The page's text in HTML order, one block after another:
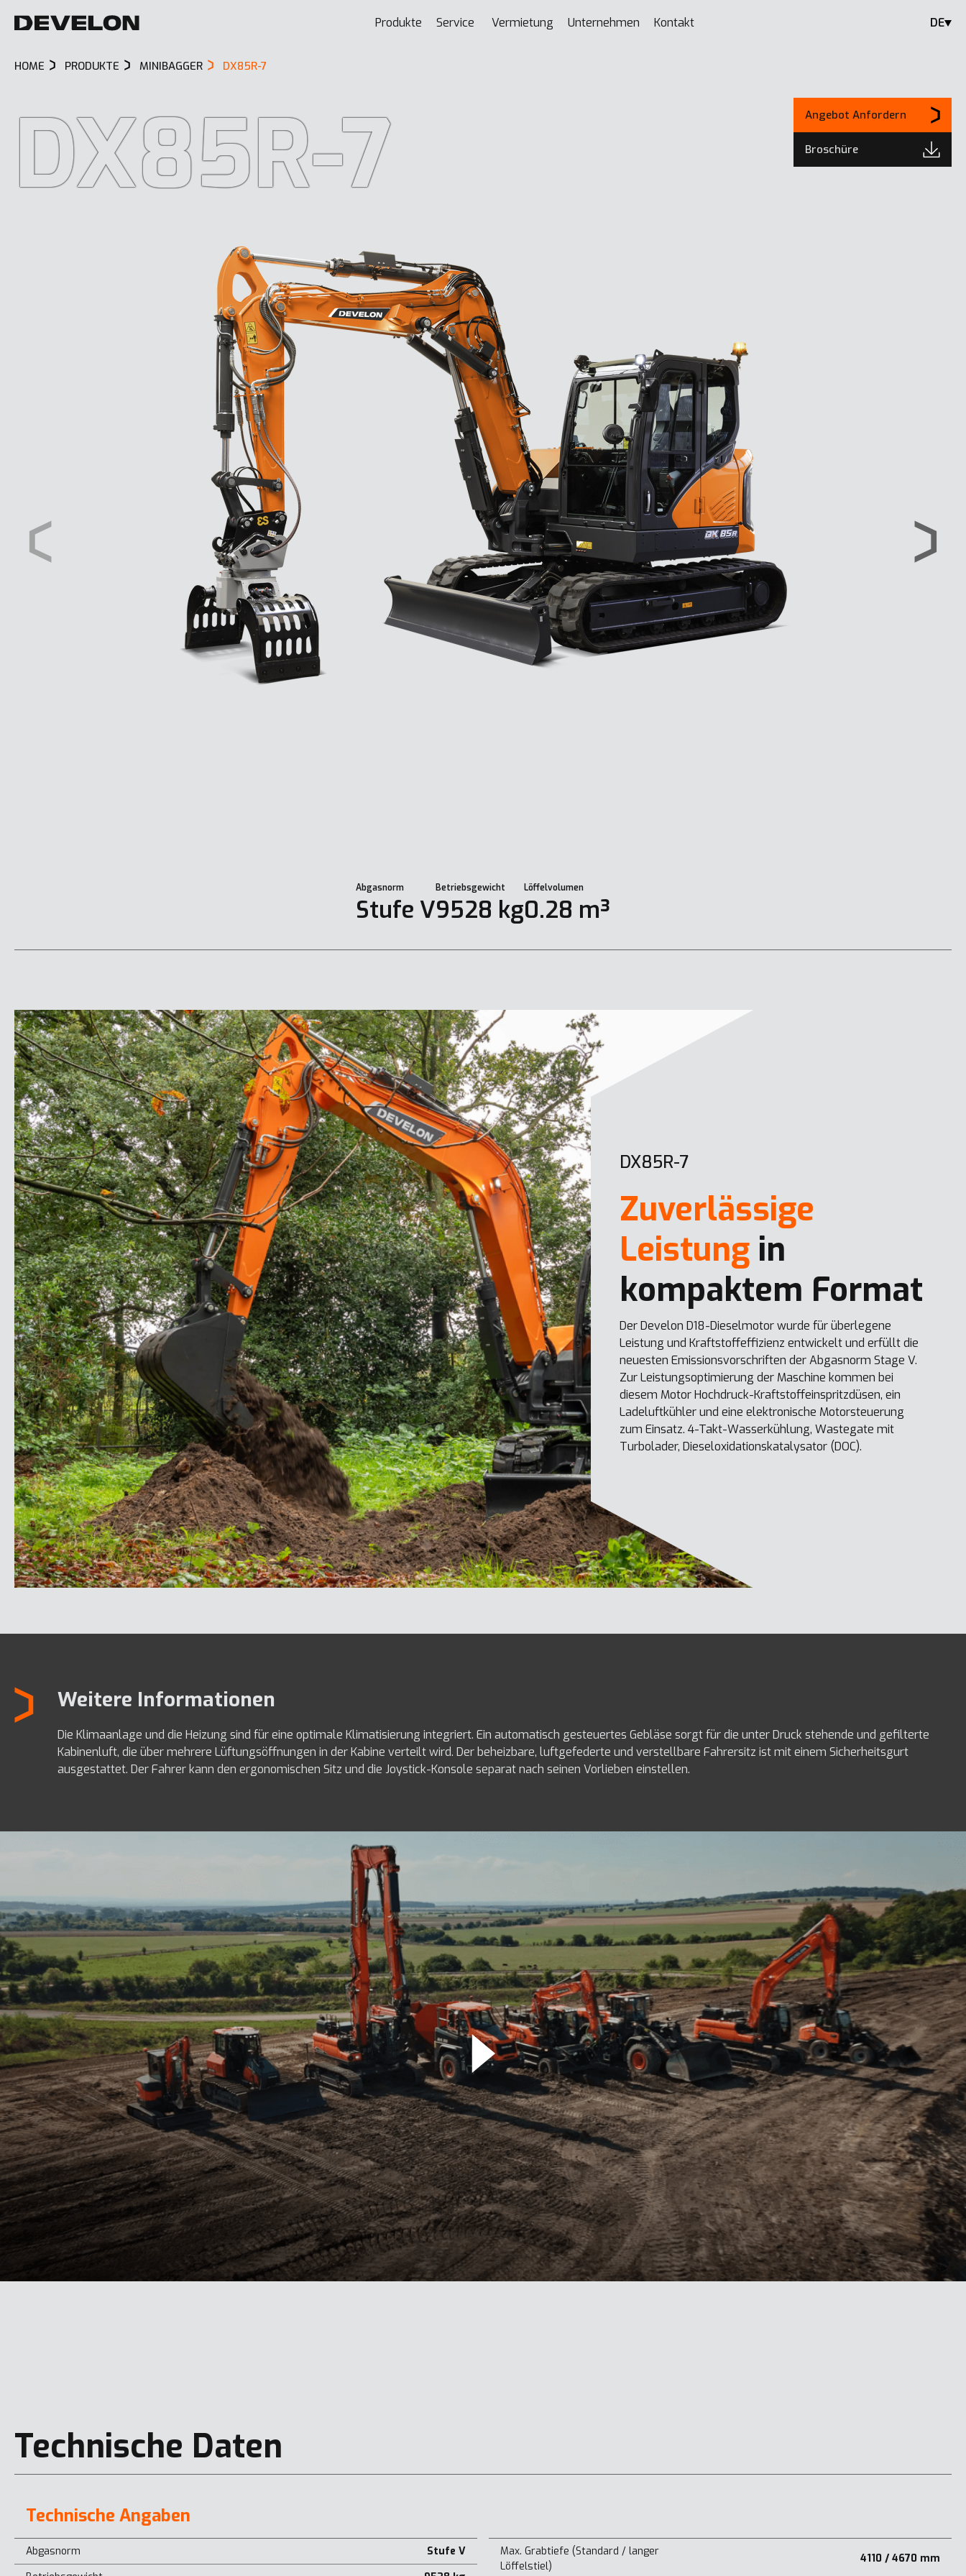
Produkte Service Vermietung Unternehmen Kontakt DE
HOME PRODUKTE MINIBAGGER DX85R-7
DX85R-7
Abgasnorm
Stufe V
Betriebsgewicht
9528 kg
Löffelvolumen
0.28 m³
Angebot Anfordern
Broschüre
DX85R-7
Zuverlässige
Leistung in
kompaktem Format
Der Develon D18-Dieselmotor wurde für überlegene
Leistung und Kraftstoffeffizienz entwickelt und erfüllt die
neuesten Emissionsvorschriften der Abgasnorm Stage V.
Zur Leistungsoptimierung der Maschine kommen bei
diesem Motor Hochdruck-Kraftstoffeinspritzdüsen, ein
Ladeluftkühler und eine elektronische Motorsteuerung
zum Einsatz. 4-Takt-Wasserkühlung, Wastegate mit
Turbolader, Dieseloxidationskatalysator (DOC).
Weitere Informationen
Die Klimaanlage und die Heizung sind für eine optimale Klimatisierung integriert. Ein automatisch gesteuertes Gebläse sorgt für die unter Druck stehende und gefilterte
Kabinenluft, die über mehrere Lüftungsöffnungen in der Kabine verteilt wird. Der beheizbare, luftgefederte und verstellbare Fahrersitz ist mit einem Sicherheitsgurt
ausgestattet. Der Fahrer kann den ergonomischen Sitz und die Joystick-Konsole separat nach seinen Vorlieben einstellen.
Technische Daten
Technische Angaben
Abgasnorm
Stufe V
Max. Grabtiefe (Standard / langer
Löffelstiel)
4110 / 4670 mm